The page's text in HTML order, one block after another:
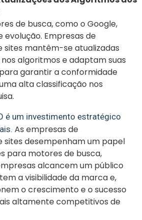
de busca, como o Google,
Empresas de
sites mantêm-se atualizadas
algoritmos e adaptam suas
garantir a conformidade
alta classificação nos
é um investimento estratégico
As empresas de
sites desempenham um papel
para motores de busca,
alcancem um público
a visibilidade da marca e,
o crescimento e o sucesso
altamente competitivos de